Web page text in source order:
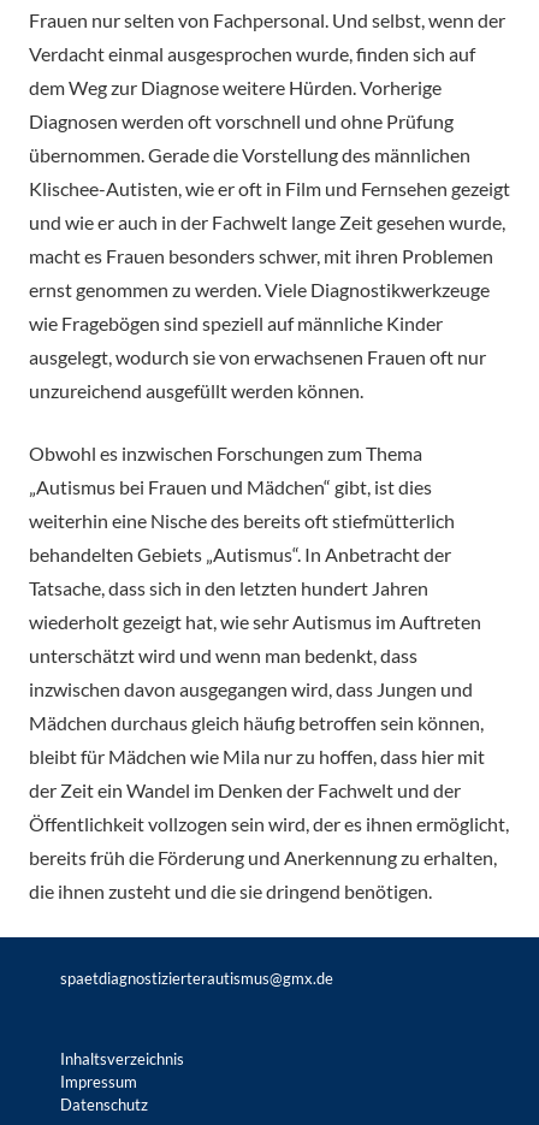
Frauen nur selten von Fachpersonal. Und selbst, wenn der
Verdacht einmal ausgesprochen wurde, finden sich auf
dem Weg zur Diagnose weitere Hürden. Vorherige
Diagnosen werden oft vorschnell und ohne Prüfung
übernommen. Gerade die Vorstellung des männlichen
Klischee-Autisten, wie er oft in Film und Fernsehen gezeigt
und wie er auch in der Fachwelt lange Zeit gesehen wurde,
macht es Frauen besonders schwer, mit ihren Problemen
ernst genommen zu werden. Viele Diagnostikwerkzeuge
wie Fragebögen sind speziell auf männliche Kinder
ausgelegt, wodurch sie von erwachsenen Frauen oft nur
unzureichend ausgefüllt werden können.
Obwohl es inzwischen Forschungen zum Thema
„Autismus bei Frauen und Mädchen“ gibt, ist dies
weiterhin eine Nische des bereits oft stiefmütterlich
behandelten Gebiets „Autismus“. In Anbetracht der
Tatsache, dass sich in den letzten hundert Jahren
wiederholt gezeigt hat, wie sehr Autismus im Auftreten
unterschätzt wird und wenn man bedenkt, dass
inzwischen davon ausgegangen wird, dass Jungen und
Mädchen durchaus gleich häufig betroffen sein können,
bleibt für Mädchen wie Mila nur zu hoffen, dass hier mit
der Zeit ein Wandel im Denken der Fachwelt und der
Öffentlichkeit vollzogen sein wird, der es ihnen ermöglicht,
bereits früh die Förderung und Anerkennung zu erhalten,
die ihnen zusteht und die sie dringend benötigen.
spaetdiagnostizierterautismus@gmx.de
Inhaltsverzeichnis
Impressum
Datenschutz